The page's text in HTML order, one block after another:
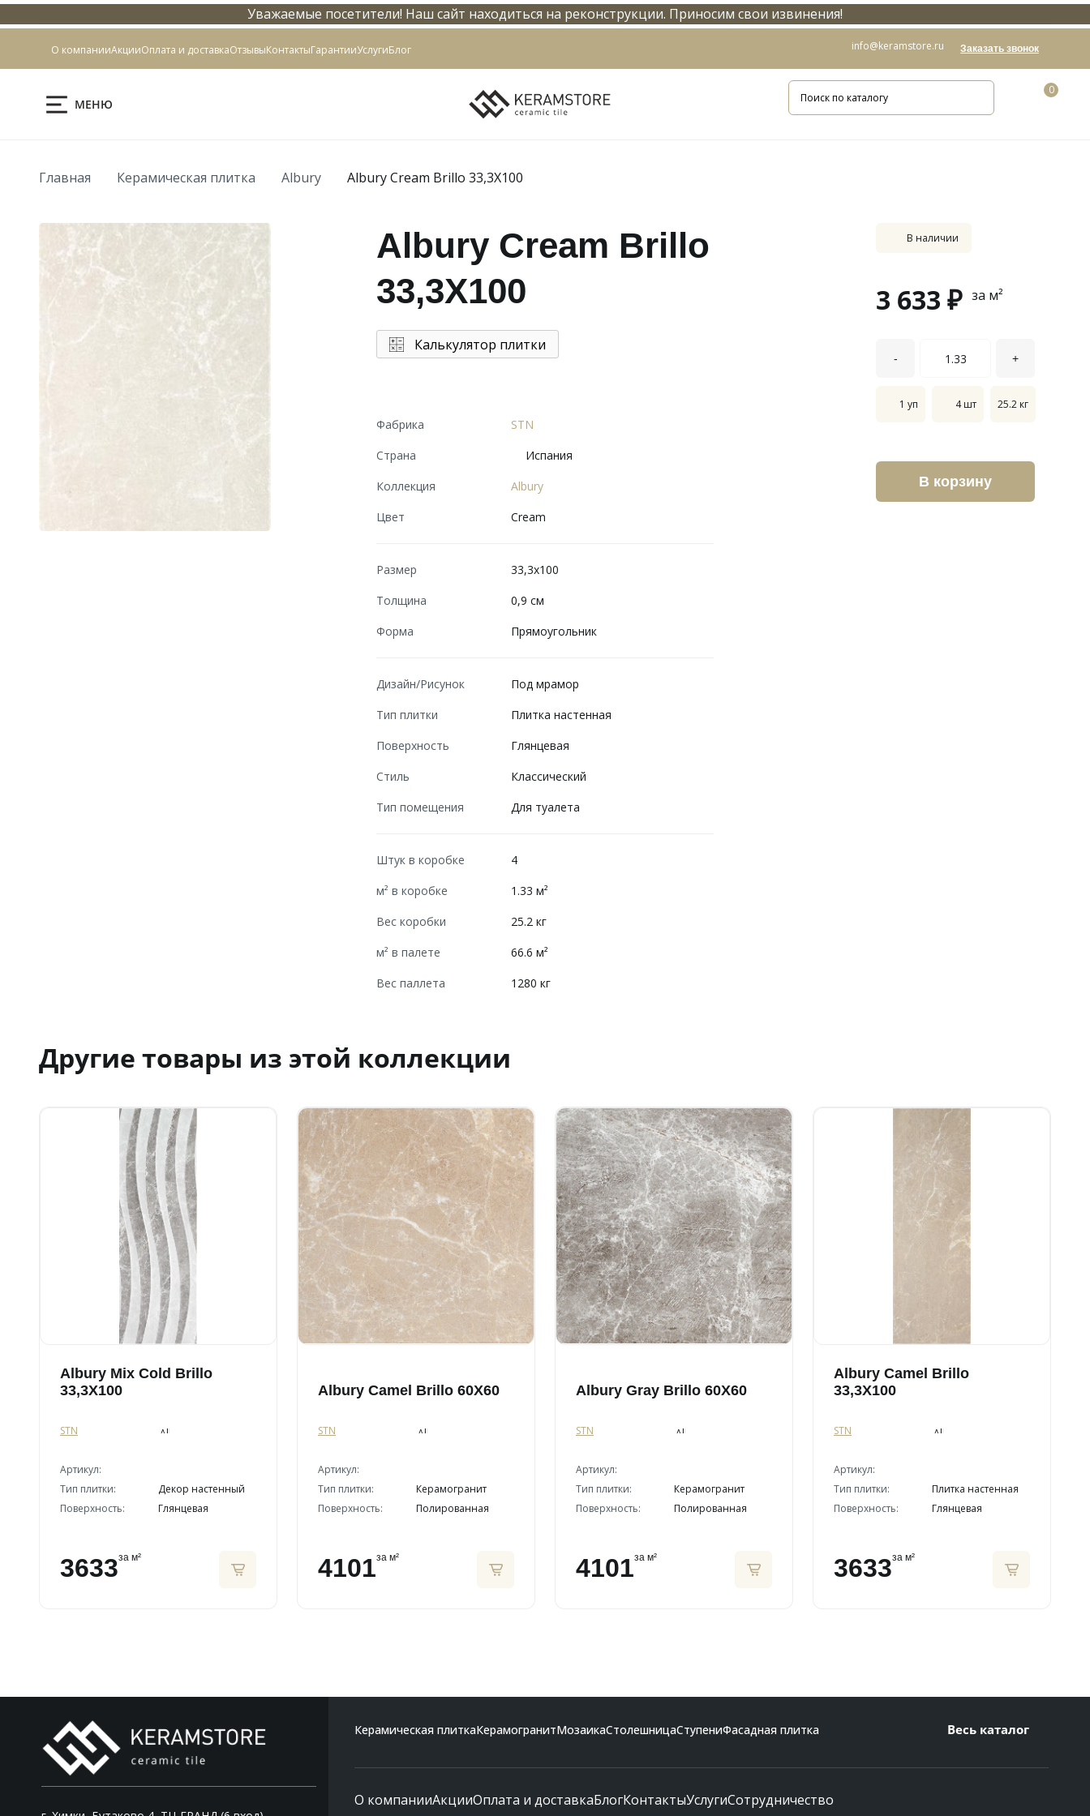
Контакты info@keramstore.ru
Уважаемые посетители! Наш сайт находиться на реконструкции. Приносим свои извинения!
О компанииАкцииОплата и доставкаОтзывыКонтактыГарантииУслугиБлог info@keramstore.ru Заказать звонок
МЕНЮ
0
Главная Керамическая плитка Albury Albury Cream Brillo 33,3X100
Albury Cream Brillo
33,3X100
Калькулятор плитки
Фабрика
STN
Страна
Испания
Коллекция
Albury
Цвет
Cream
Размер
33,3x100
Толщина
0,9 см
Форма
Прямоугольник
Дизайн/Рисунок
Под мрамор
Тип плитки
Плитка настенная
Поверхность
Глянцевая
Стиль
Классический
Тип помещения
Для туалета
Штук в коробке
4
м² в коробке
1.33 м²
Вес коробки
25.2 кг
м² в палете
66.6 м²
Вес паллета
1280 кг
В наличии
3 633 ₽ за м²
- +
1 уп 4 шт 25.2 кг
В корзину
Другие товары из этой коллекции
Albury Mix Cold Brillo
33,3X100
STN
Артикул:
Тип плитки:
Декор настенный
Поверхность:
Глянцевая
3633за м²
Albury Camel Brillo 60X60
STN
Артикул:
Тип плитки:
Керамогранит
Поверхность:
Полированная
4101за м²
Albury Gray Brillo 60X60
STN
Артикул:
Тип плитки:
Керамогранит
Поверхность:
Полированная
4101за м²
Albury Camel Brillo
33,3X100
STN
Артикул:
Тип плитки:
Плитка настенная
Поверхность:
Глянцевая
3633за м²
Керамическая плиткаКерамогранитМозаикаСтолешницаСтупениФасадная плитка Весь каталог
О компанииАкцииОплата и доставкаБлогКонтактыУслугиСотрудничество